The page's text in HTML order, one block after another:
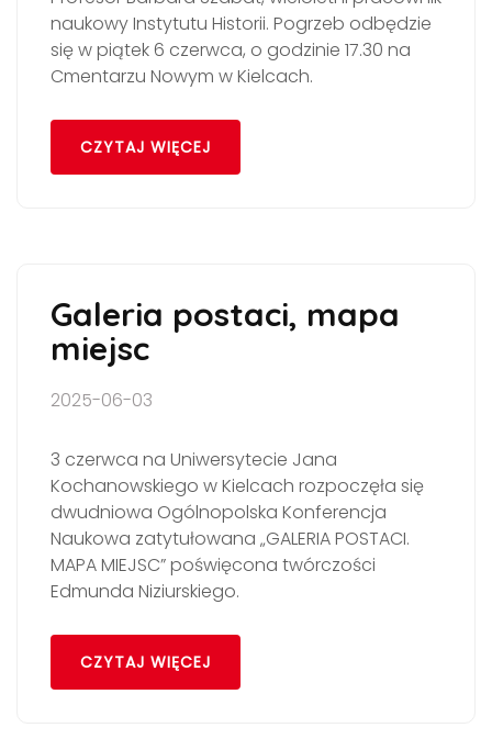
naukowy Instytutu Historii. Pogrzeb odbędzie
się w piątek 6 czerwca, o godzinie 17.30 na
Cmentarzu Nowym w Kielcach.
CZYTAJ WIĘCEJ
Galeria postaci, mapa
miejsc
2025-06-03
3 czerwca na Uniwersytecie Jana
Kochanowskiego w Kielcach rozpoczęła się
dwudniowa Ogólnopolska Konferencja
Naukowa zatytułowana „GALERIA POSTACI.
MAPA MIEJSC” poświęcona twórczości
Edmunda Niziurskiego.
CZYTAJ WIĘCEJ